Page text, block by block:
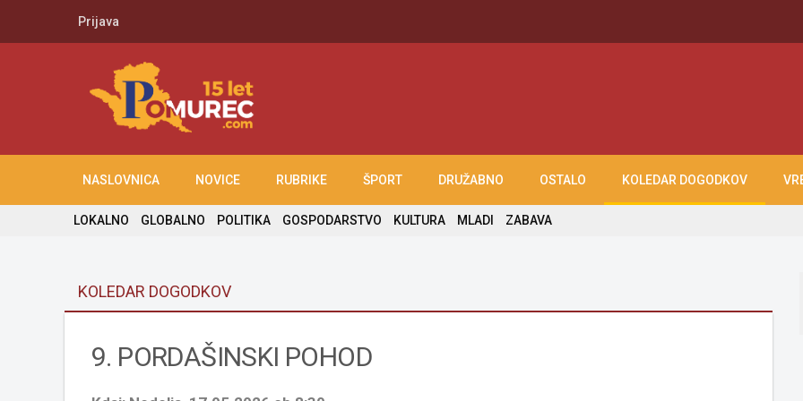
Prijava
NASLOVNICA NOVICE RUBRIKE ŠPORT DRUŽABNO OSTALO KOLEDAR DOGODKOV
LOKALNO GLOBALNO POLITIKA GOSPODARSTVO KULTURA MLADI ZABAVA
KOLEDAR DOGODKOV
9. PORDAŠINSKI POHOD